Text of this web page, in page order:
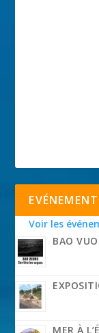
Voir les
BAO
MER À